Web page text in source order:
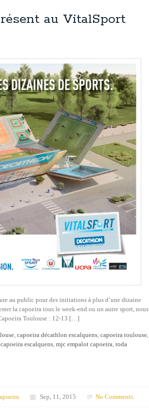
au VitalSport
au public pour des initiations à plus d’une dizaine
la capoeira tous le week-end ou un autre sport, nous
Toulouse : 12-13 […]
capoeira décathlon escalquens capoeira toulouse
escalquens mjc empalot capoeira roda
Sep, 11, 2015 No Comments.